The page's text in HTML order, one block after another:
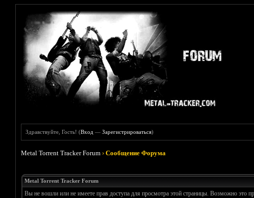
Здравствуйте, Гость! (Вход —Зарегистрироваться)
Metal Torrent Tracker Forum ›Сообщение Форума
Metal Torrent Tracker Forum
Вы не вошли или не имеете прав доступа для просмотра этой страницы. Возможно это